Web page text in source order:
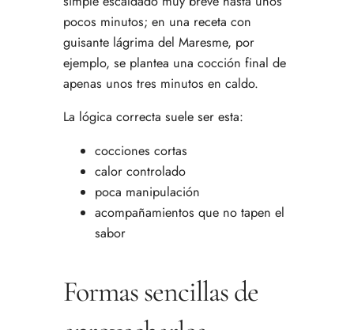
pocos minutos; en una receta con
guisante lágrima del Maresme, por
ejemplo, se plantea una cocción final de
apenas unos tres minutos en caldo.
La lógica correcta suele ser esta:
cocciones cortas
calor controlado
poca manipulación
acompañamientos que no tapen el
sabor
Formas sencillas de